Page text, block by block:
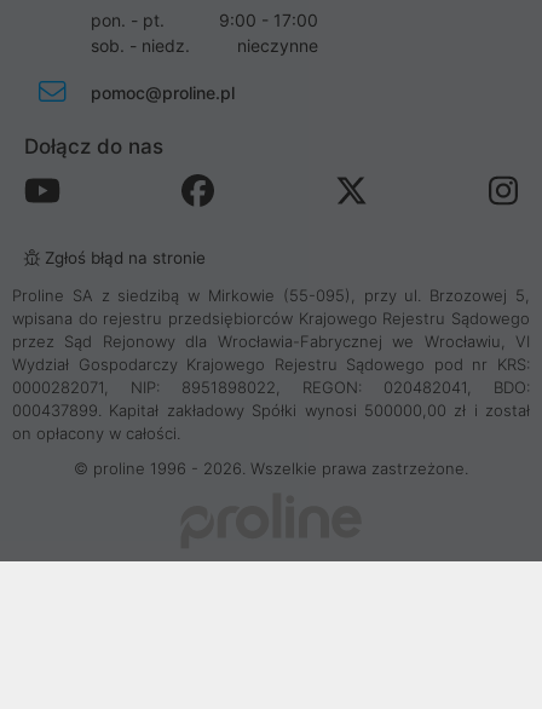
pon. - pt.
9:00 - 17:00
sob. - niedz.
nieczynne
pomoc@proline.pl
Dołącz do nas
Zgłoś błąd na stronie
Proline SA z siedzibą w Mirkowie (55-095), przy ul. Brzozowej 5,
wpisana do rejestru przedsiębiorców Krajowego Rejestru Sądowego
przez Sąd Rejonowy dla Wrocławia-Fabrycznej we Wrocławiu, VI
Wydział Gospodarczy Krajowego Rejestru Sądowego pod nr KRS:
0000282071, NIP: 8951898022, REGON: 020482041, BDO:
000437899. Kapitał zakładowy Spółki wynosi 500000,00 zł i został
on opłacony w całości.
© proline 1996 - 2026. Wszelkie prawa zastrzeżone.